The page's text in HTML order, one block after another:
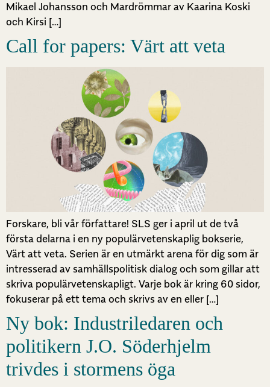
Mikael Johansson och Mardrömmar av Kaarina Koski
och Kirsi […]
Call for papers: Värt att veta
Forskare, bli vår författare! SLS ger i april ut de två
första delarna i en ny populärvetenskaplig bokserie,
Värt att veta. Serien är en utmärkt arena för dig som är
intresserad av samhällspolitisk dialog och som gillar att
skriva populärvetenskapligt. Varje bok är kring 60 sidor,
fokuserar på ett tema och skrivs av en eller […]
Ny bok: Industriledaren och
politikern J.O. Söderhjelm
trivdes i stormens öga